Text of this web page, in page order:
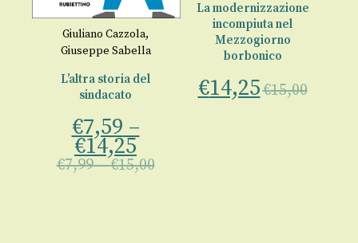
Giuliano Cazzola,
Giuseppe Sabella
L’altra storia del
sindacato
€7,59 –
€14,25
€7,99–€15,00
La modernizzazione
incompiuta nel
Mezzogiorno
borbonico
€14,25€15,00